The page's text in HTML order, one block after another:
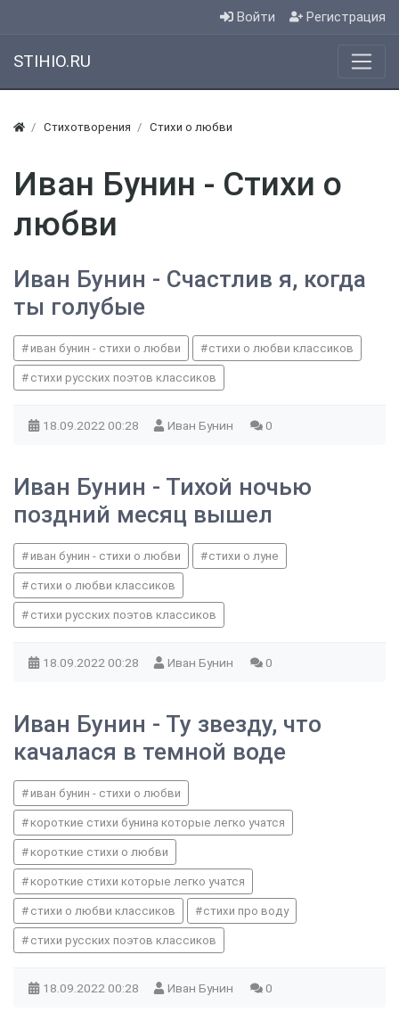
Войти Регистрация
STIHIO.RU
Стихотворения Стихи о любви
Иван Бунин - Стихи о
любви
Иван Бунин - Счастлив я, когда
ты голубые
иван бунин - стихи о любви стихи о любви классиков
стихи русских поэтов классиков
18.09.2022 00:28 Иван Бунин 0
Иван Бунин - Тихой ночью
поздний месяц вышел
иван бунин - стихи о любви стихи о луне
стихи о любви классиков
стихи русских поэтов классиков
18.09.2022 00:28 Иван Бунин 0
Иван Бунин - Ту звезду, что
качалася в темной воде
иван бунин - стихи о любви
короткие стихи бунина которые легко учатся
короткие стихи о любви
короткие стихи которые легко учатся
стихи о любви классиков стихи про воду
стихи русских поэтов классиков
18.09.2022 00:28 Иван Бунин 0